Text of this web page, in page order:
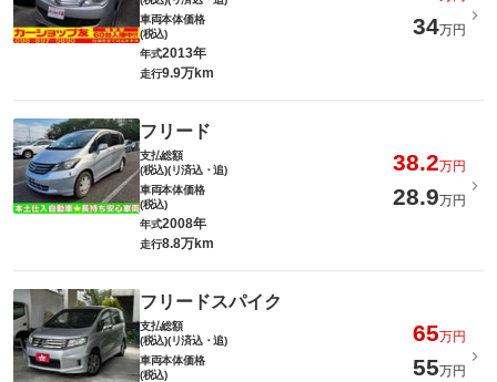
車両本体価格
(税込)
34万円
年式2013年
走行9.9万km
フリード
支払総額
(税込)(リ済込・追)
38.2万円
車両本体価格
(税込)
28.9万円
年式2008年
走行8.8万km
フリードスパイク
支払総額
(税込)(リ済込・追)
65万円
車両本体価格
(税込)
55万円